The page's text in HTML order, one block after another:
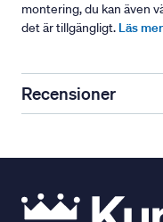
montering, du kan även
det är tillgängligt. Läs
Recensioner